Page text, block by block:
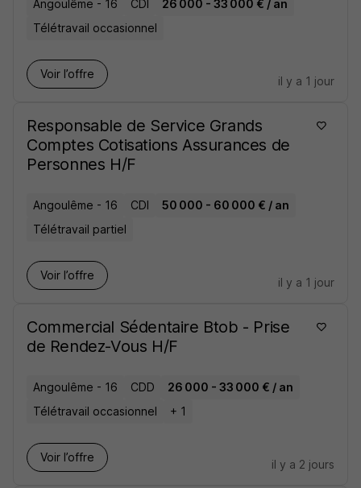
Angoulême - 16 CDI
26 000 - 33 000 € / an
Télétravail occasionnel
Voir l’offre
il y a 1 jour
Responsable de Service Grands
Comptes Cotisations Assurances de
Personnes H/F
Angoulême - 16 CDI
50 000 - 60 000 € / an
Télétravail partiel
Voir l’offre
il y a 1 jour
Commercial Sédentaire Btob - Prise
de Rendez-Vous H/F
Angoulême - 16 CDD
26 000 - 33 000 € / an
Télétravail occasionnel
+ 1
Voir l’offre
il y a 2 jours